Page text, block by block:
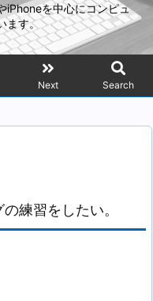
iPhoneを中心にコンピュ
ます。
Next Search
練習をしたい。